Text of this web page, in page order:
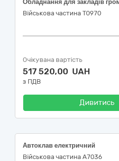
Військова частина Т0970
Очікувана вартість
517 520,00 UAH
з ПДВ
Дивитись
Автоклав електричний
Військова частина А7036